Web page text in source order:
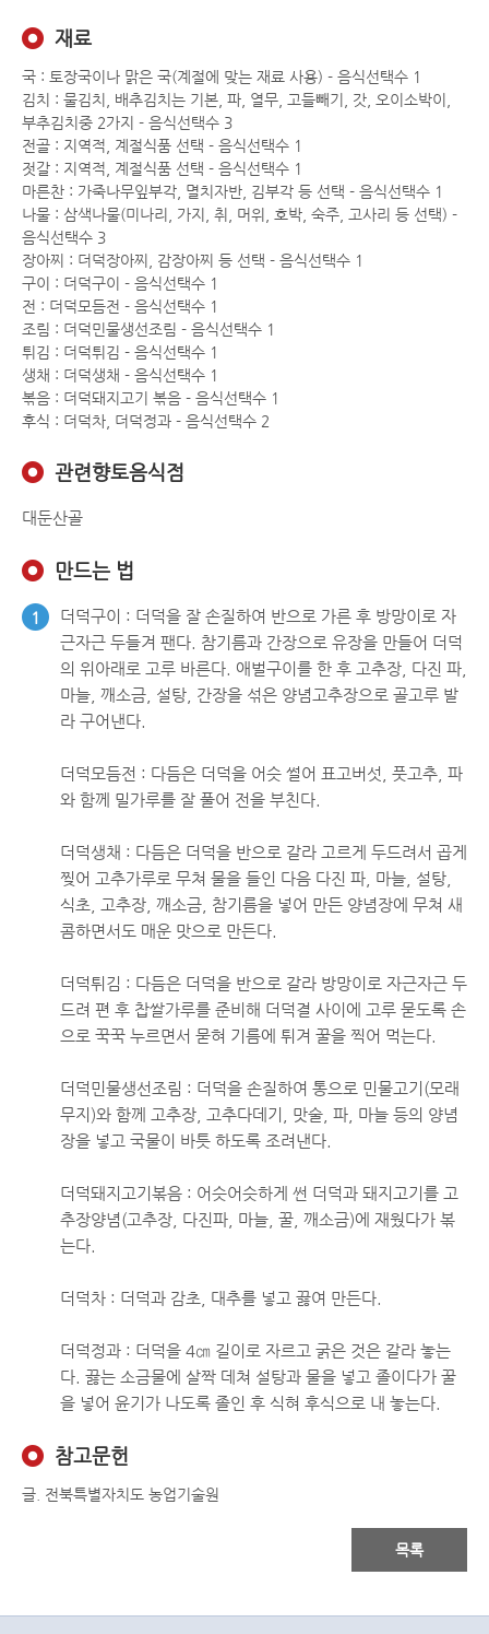
재료
국 : 토장국이나 맑은 국(계절에 맞는 재료 사용) - 음식선택수 1
김치 : 물김치, 배추김치는 기본, 파, 열무, 고들빼기, 갓, 오이소박이,
부추김치중 2가지 - 음식선택수 3
전골 : 지역적, 계절식품 선택 - 음식선택수 1
젓갈 : 지역적, 계절식품 선택 - 음식선택수 1
마른찬 : 가죽나무잎부각, 멸치자반, 김부각 등 선택 - 음식선택수 1
나물 : 삼색나물(미나리, 가지, 취, 머위, 호박, 숙주, 고사리 등 선택) -
음식선택수 3
장아찌 : 더덕장아찌, 감장아찌 등 선택 - 음식선택수 1
구이 : 더덕구이 - 음식선택수 1
전 : 더덕모듬전 - 음식선택수 1
조림 : 더덕민물생선조림 - 음식선택수 1
튀김 : 더덕튀김 - 음식선택수 1
생채 : 더덕생채 - 음식선택수 1
볶음 : 더덕돼지고기 볶음 - 음식선택수 1
후식 : 더덕차, 더덕정과 - 음식선택수 2
관련향토음식점
대둔산골
만드는 법
1
더덕구이 : 더덕을 잘 손질하여 반으로 가른 후 방망이로 자
근자근 두들겨 팬다. 참기름과 간장으로 유장을 만들어 더덕
의 위아래로 고루 바른다. 애벌구이를 한 후 고추장, 다진 파,
마늘, 깨소금, 설탕, 간장을 섞은 양념고추장으로 골고루 발
라 구어낸다.
더덕모듬전 : 다듬은 더덕을 어슷 썰어 표고버섯, 풋고추, 파
와 함께 밀가루를 잘 풀어 전을 부친다.
더덕생채 : 다듬은 더덕을 반으로 갈라 고르게 두드려서 곱게
찢어 고추가루로 무쳐 물을 들인 다음 다진 파, 마늘, 설탕,
식초, 고추장, 깨소금, 참기름을 넣어 만든 양념장에 무쳐 새
콤하면서도 매운 맛으로 만든다.
더덕튀김 : 다듬은 더덕을 반으로 갈라 방망이로 자근자근 두
드려 편 후 찹쌀가루를 준비해 더덕결 사이에 고루 묻도록 손
으로 꾹꾹 누르면서 묻혀 기름에 튀겨 꿀을 찍어 먹는다.
더덕민물생선조림 : 더덕을 손질하여 통으로 민물고기(모래
무지)와 함께 고추장, 고추다데기, 맛술, 파, 마늘 등의 양념
장을 넣고 국물이 바틋 하도록 조려낸다.
더덕돼지고기볶음 : 어슷어슷하게 썬 더덕과 돼지고기를 고
추장양념(고추장, 다진파, 마늘, 꿀, 깨소금)에 재웠다가 볶
는다.
더덕차 : 더덕과 감초, 대추를 넣고 끓여 만든다.
더덕정과 : 더덕을 4㎝ 길이로 자르고 굵은 것은 갈라 놓는
다. 끓는 소금물에 살짝 데쳐 설탕과 물을 넣고 졸이다가 꿀
을 넣어 윤기가 나도록 졸인 후 식혀 후식으로 내 놓는다.
참고문헌
글. 전북특별자치도 농업기술원
목록